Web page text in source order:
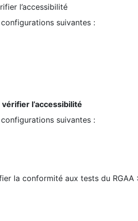
l’accessibilité
suivantes :
l’accessibilité
suivantes :
la conformité aux tests du RGAA :